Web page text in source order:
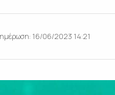
16/06/2023 14:21